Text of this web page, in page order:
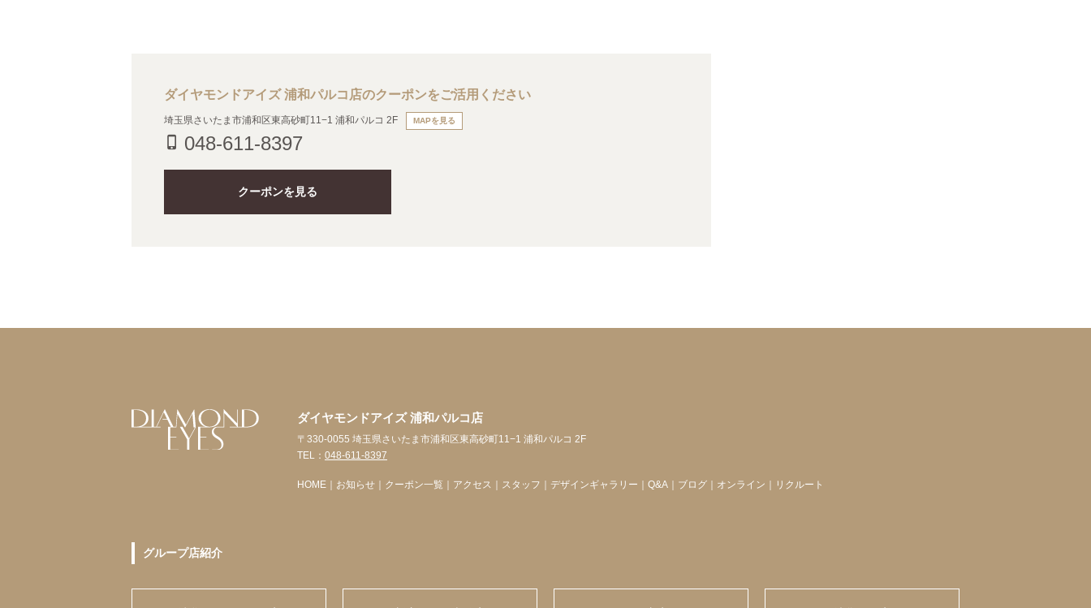
ダイヤモンドアイズ 浦和パルコ店のクーポンをご活用ください
埼玉県さいたま市浦和区東高砂町11−1 浦和パルコ 2F MAPを見る
phone_iphone 048-611-8397
クーポンを見る
ダイヤモンドアイズ 浦和パルコ店
〒330-0055 埼玉県さいたま市浦和区東高砂町11−1 浦和パルコ 2F
TEL： 048-611-8397
HOME お知らせ クーポン一覧 アクセス スタッフ デザインギャラリー Q&A ブログ オンライン リクルート
グループ店紹介